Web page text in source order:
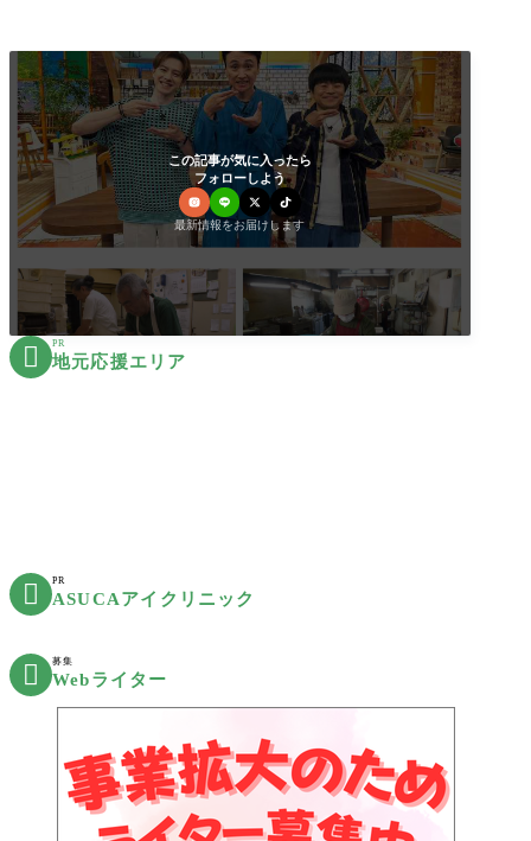
この記事が気に入ったら
フォローしよう
最新情報をお届けします
 PR
地元応援エリア
 PR
ASUCAアイクリニック
 募集
Webライター